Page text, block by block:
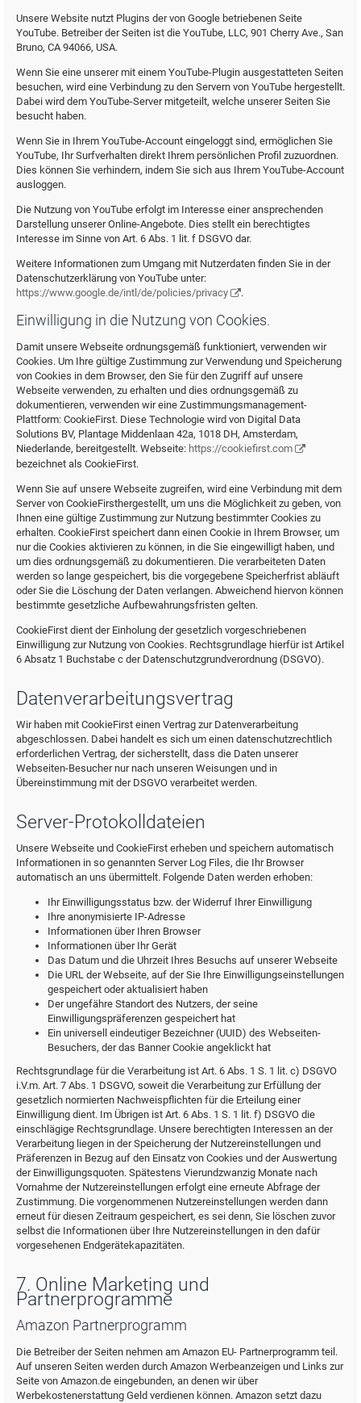
Unsere Website nutzt Plugins der von Google betriebenen Seite
YouTube. Betreiber der Seiten ist die YouTube, LLC, 901 Cherry Ave., San
Bruno, CA 94066, USA.
Wenn Sie eine unserer mit einem YouTube-Plugin ausgestatteten Seiten
besuchen, wird eine Verbindung zu den Servern von YouTube hergestellt.
Dabei wird dem YouTube-Server mitgeteilt, welche unserer Seiten Sie
besucht haben.
Wenn Sie in Ihrem YouTube-Account eingeloggt sind, ermöglichen Sie
YouTube, Ihr Surfverhalten direkt Ihrem persönlichen Profil zuzuordnen.
Dies können Sie verhindern, indem Sie sich aus Ihrem YouTube-Account
ausloggen.
Die Nutzung von YouTube erfolgt im Interesse einer ansprechenden
Darstellung unserer Online-Angebote. Dies stellt ein berechtigtes
Interesse im Sinne von Art. 6 Abs. 1 lit. f DSGVO dar.
Weitere Informationen zum Umgang mit Nutzerdaten finden Sie in der
Datenschutzerklärung von YouTube unter:
https://www.google.de/intl/de/policies/privacy
.
Einwilligung in die Nutzung von Cookies.
Damit unsere Webseite ordnungsgemäß funktioniert, verwenden wir
Cookies. Um Ihre gültige Zustimmung zur Verwendung und Speicherung
von Cookies in dem Browser, den Sie für den Zugriff auf unsere
Webseite verwenden, zu erhalten und dies ordnungsgemäß zu
dokumentieren, verwenden wir eine Zustimmungsmanagement-
Plattform: CookieFirst. Diese Technologie wird von Digital Data
Solutions BV, Plantage Middenlaan 42a, 1018 DH, Amsterdam,
Niederlande, bereitgestellt. Webseite: https://cookiefirst.com
bezeichnet als CookieFirst.
Wenn Sie auf unsere Webseite zugreifen, wird eine Verbindung mit dem
Server von CookieFirsthergestellt, um uns die Möglichkeit zu geben, von
Ihnen eine gültige Zustimmung zur Nutzung bestimmter Cookies zu
erhalten. CookieFirst speichert dann einen Cookie in Ihrem Browser, um
nur die Cookies aktivieren zu können, in die Sie eingewilligt haben, und
um dies ordnungsgemäß zu dokumentieren. Die verarbeiteten Daten
werden so lange gespeichert, bis die vorgegebene Speicherfrist abläuft
oder Sie die Löschung der Daten verlangen. Abweichend hiervon können
bestimmte gesetzliche Aufbewahrungsfristen gelten.
CookieFirst dient der Einholung der gesetzlich vorgeschriebenen
Einwilligung zur Nutzung von Cookies. Rechtsgrundlage hierfür ist Artikel
6 Absatz 1 Buchstabe c der Datenschutzgrundverordnung (DSGVO).
Datenverarbeitungsvertrag
Wir haben mit CookieFirst einen Vertrag zur Datenverarbeitung
abgeschlossen. Dabei handelt es sich um einen datenschutzrechtlich
erforderlichen Vertrag, der sicherstellt, dass die Daten unserer
Webseiten-Besucher nur nach unseren Weisungen und in
Übereinstimmung mit der DSGVO verarbeitet werden.
Server-Protokolldateien
Unsere Webseite und CookieFirst erheben und speichern automatisch
Informationen in so genannten Server Log Files, die Ihr Browser
automatisch an uns übermittelt. Folgende Daten werden erhoben:
Ihr Einwilligungsstatus bzw. der Widerruf Ihrer Einwilligung
Ihre anonymisierte IP-Adresse
Informationen über Ihren Browser
Informationen über Ihr Gerät
Das Datum und die Uhrzeit Ihres Besuchs auf unserer Webseite
Die URL der Webseite, auf der Sie Ihre Einwilligungseinstellungen
gespeichert oder aktualisiert haben
Der ungefähre Standort des Nutzers, der seine
Einwilligungspräferenzen gespeichert hat
Ein universell eindeutiger Bezeichner (UUID) des Webseiten-
Besuchers, der das Banner Cookie angeklickt hat
Rechtsgrundlage für die Verarbeitung ist Art. 6 Abs. 1 S. 1 lit. c) DSGVO
i.V.m. Art. 7 Abs. 1 DSGVO, soweit die Verarbeitung zur Erfüllung der
gesetzlich normierten Nachweispflichten für die Erteilung einer
Einwilligung dient. Im Übrigen ist Art. 6 Abs. 1 S. 1 lit. f) DSGVO die
einschlägige Rechtsgrundlage. Unsere berechtigten Interessen an der
Verarbeitung liegen in der Speicherung der Nutzereinstellungen und
Präferenzen in Bezug auf den Einsatz von Cookies und der Auswertung
der Einwilligungsquoten. Spätestens Vierundzwanzig Monate nach
Vornahme der Nutzereinstellungen erfolgt eine erneute Abfrage der
Zustimmung. Die vorgenommenen Nutzereinstellungen werden dann
erneut für diesen Zeitraum gespeichert, es sei denn, Sie löschen zuvor
selbst die Informationen über Ihre Nutzereinstellungen in den dafür
vorgesehenen Endgerätekapazitäten.
7. Online Marketing und
Partnerprogramme
Amazon Partnerprogramm
Die Betreiber der Seiten nehmen am Amazon EU- Partnerprogramm teil.
Auf unseren Seiten werden durch Amazon Werbeanzeigen und Links zur
Seite von Amazon.de eingebunden, an denen wir über
Werbekostenerstattung Geld verdienen können. Amazon setzt dazu